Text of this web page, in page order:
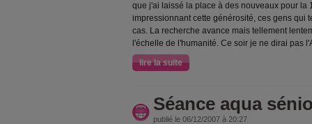
que j'ai laissé la place à des nouveaux pour la
impressionnant cette générosité, ces gens qui
cas. La recherche avance mais tellement
l'échelle de l'humanité. Ce soir je ne dirai pas
lire la suite
Séance aqua
publié le 06/12/2007 à 20:27